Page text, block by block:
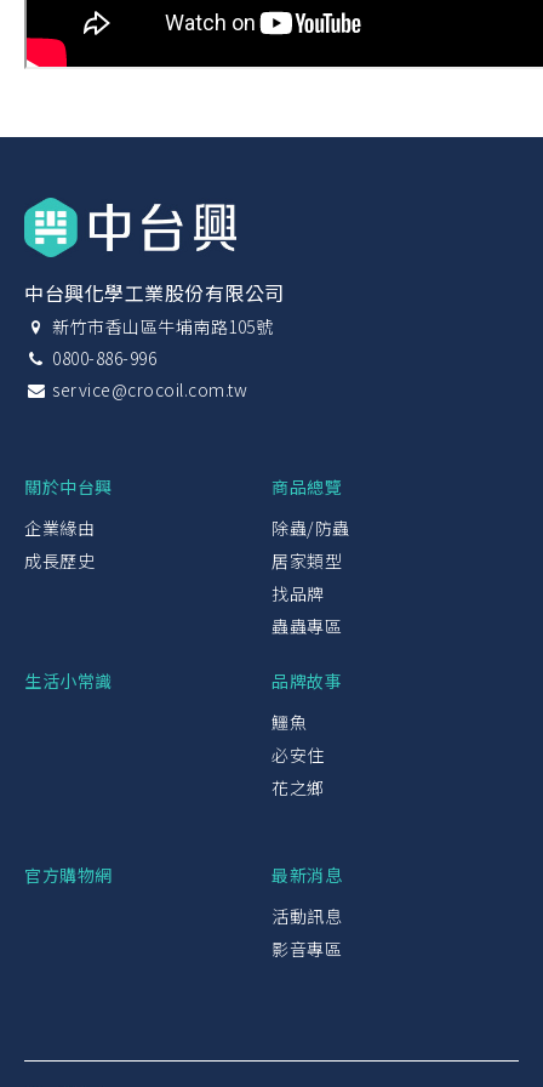
中台興化學工業股份有限公司
新竹市香山區牛埔南路105號
0800-886-996
service@crocoil.com.tw
關於中台興
企業緣由
成長歷史
商品總覽
除蟲/防蟲
居家類型
找品牌
蟲蟲專區
生活小常識
品牌故事
鱷魚
必安住
花之鄉
官方購物網
最新消息
活動訊息
影音專區